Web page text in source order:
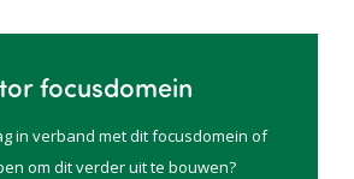
focusdomein
in verband met dit focusdomein of
om dit verder uit te bouwen?